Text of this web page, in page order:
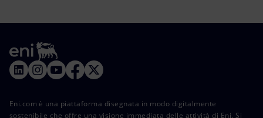
Eni.com è una piattaforma disegnata in modo digitalmente
sostenibile che offre una visione immediata delle attività di Eni. Si